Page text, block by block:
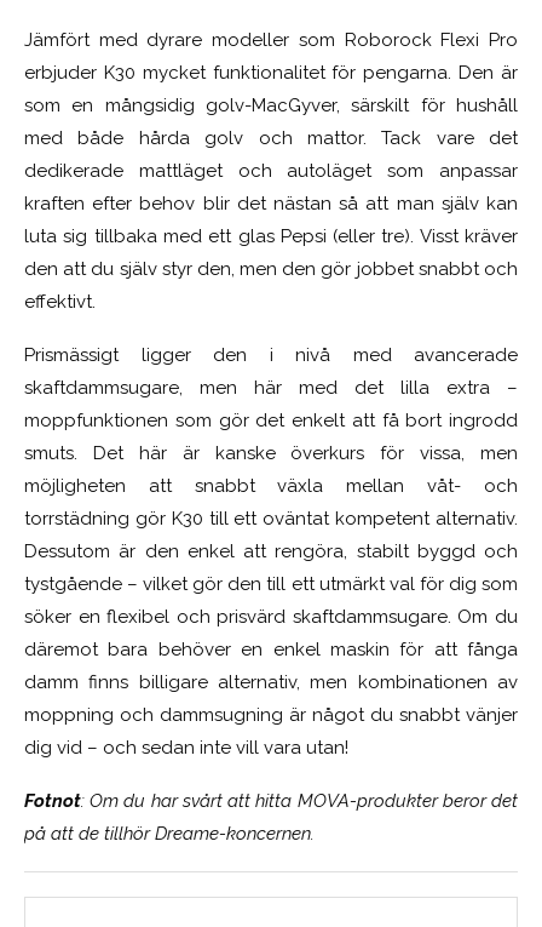
Jämfört med dyrare modeller som Roborock Flexi Pro
erbjuder K30 mycket funktionalitet för pengarna. Den är
som en mångsidig golv-MacGyver, särskilt för hushåll
med både hårda golv och mattor. Tack vare det
dedikerade mattläget och autoläget som anpassar
kraften efter behov blir det nästan så att man själv kan
luta sig tillbaka med ett glas Pepsi (eller tre). Visst kräver
den att du själv styr den, men den gör jobbet snabbt och
effektivt.
Prismässigt ligger den i nivå med avancerade
skaftdammsugare, men här med det lilla extra –
moppfunktionen som gör det enkelt att få bort ingrodd
smuts. Det här är kanske överkurs för vissa, men
möjligheten att snabbt växla mellan våt- och
torrstädning gör K30 till ett oväntat kompetent alternativ.
Dessutom är den enkel att rengöra, stabilt byggd och
tystgående – vilket gör den till ett utmärkt val för dig som
söker en flexibel och prisvärd skaftdammsugare. Om du
däremot bara behöver en enkel maskin för att fånga
damm finns billigare alternativ, men kombinationen av
moppning och dammsugning är något du snabbt vänjer
dig vid – och sedan inte vill vara utan!
Fotnot: Om du har svårt att hitta MOVA-produkter beror det
på att de tillhör Dreame-koncernen.